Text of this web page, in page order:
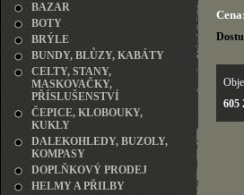
BAZAR
BOTY
BRÝLE
BUNDY, BLŮZY, KABÁTY
CELTY, STANY,
MASKOVAČKY,
PŘÍSLUŠENSTVÍ
ČEPICE, KLOBOUKY,
KUKLY
DALEKOHLEDY, BUZOLY,
KOMPASY
DOPLŇKOVÝ PRODEJ
HELMY A PŘILBY
605